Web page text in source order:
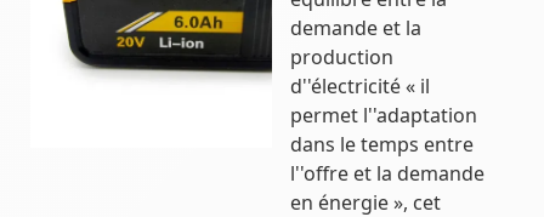
demande et la
production
d''électricité « il
permet l''adaptation
dans le temps entre
l''offre et la demande
en énergie », cet